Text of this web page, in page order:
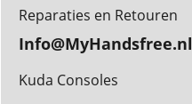
Reparaties en Retouren
Info@MyHandsfree.nl
Kuda Consoles